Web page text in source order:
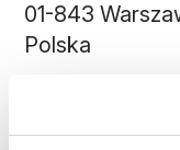
01-843
Polska